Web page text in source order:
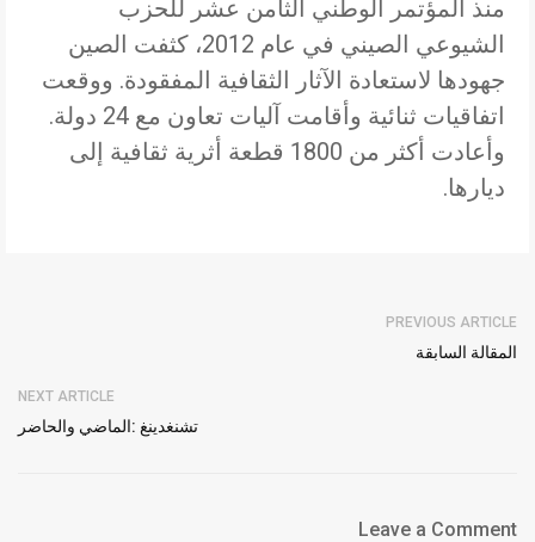
منذ المؤتمر الوطني الثامن عشر للحزب
الشيوعي الصيني في عام 2012، كثفت الصين
جهودها لاستعادة الآثار الثقافية المفقودة. ووقعت
اتفاقيات ثنائية وأقامت آليات تعاون مع 24 دولة.
وأعادت أكثر من 1800 قطعة أثرية ثقافية إلى
ديارها.
PREVIOUS ARTICLE
المقالة السابقة
NEXT ARTICLE
تشنغدينغ :الماضي والحاضر
Leave a Comment